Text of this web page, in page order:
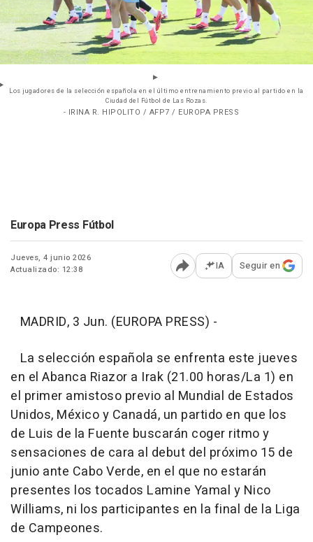
Los jugadores de la selección española en el último entrenamiento previo al partido en la
Ciudad del Fútbol de Las Rozas.
- IRINA R. HIPOLITO / AFP7 / EUROPA PRESS
Europa Press Fútbol
Jueves, 4 junio 2026
Actualizado: 12:38
Abrir opciones para
IA Seguir en
MADRID, 3 Jun. (EUROPA PRESS) -
La selección española se enfrenta este jueves
en el Abanca Riazor a Irak (21.00 horas/La 1) en
el primer amistoso previo al Mundial de Estados
Unidos, México y Canadá, un partido en que los
de Luis de la Fuente buscarán coger ritmo y
sensaciones de cara al debut del próximo 15 de
junio ante Cabo Verde, en el que no estarán
presentes los tocados Lamine Yamal y Nico
Williams, ni los participantes en la final de la Liga
de Campeones.